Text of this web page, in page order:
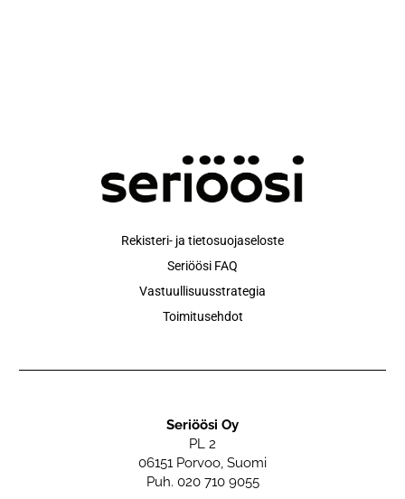
Rekisteri- ja tietosuojaseloste
Seriöösi FAQ
Vastuullisuusstrategia
Toimitusehdot
Seriöösi Oy
PL 2
06151 Porvoo, Suomi
Puh. 020 710 9055